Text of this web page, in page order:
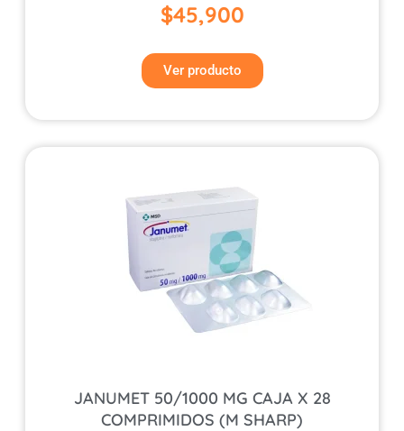
$45,900
Ver producto
JANUMET 50/1000 MG CAJA X 28
COMPRIMIDOS (M SHARP)